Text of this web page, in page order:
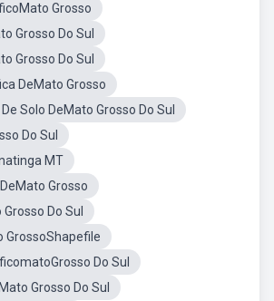
Grosso
Grosso Do Sul
Grosso Do Sul
DeMato Grosso
Solo DeMato Grosso Do Sul
Do Sul
MT
Grosso
Do Sul
GrossoShapefile
Do Sul
Grosso Do Sul